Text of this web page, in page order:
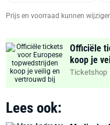
Prijs en voorraad kunnen
Officiële
koop je
Ticketshop
Lees ook: